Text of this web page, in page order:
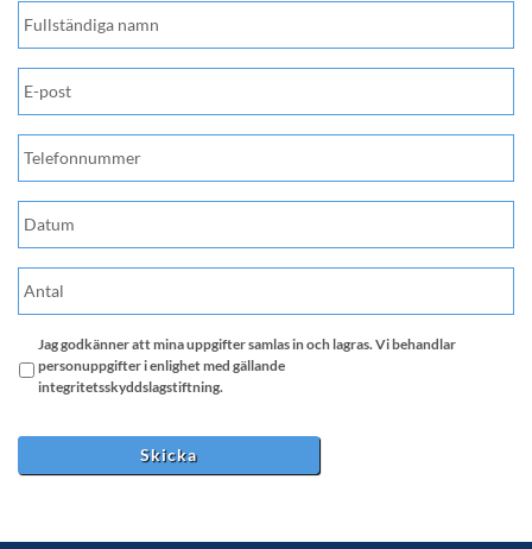
snedstreck
ÅÅÅÅ
Jag godkänner att mina uppgifter samlas in och lagras. Vi behandlar
personuppgifter i enlighet med gällande
integritetsskyddslagstiftning.